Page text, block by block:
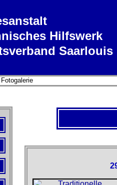
Hilfswerk
Saarlouis
Fotogalerie